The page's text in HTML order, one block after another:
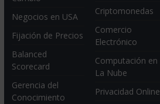
Negocios en USA
Fijación de Precios
Balanced
Scorecard
Gerencia del
Conocimiento
Criptomonedas
Comercio
Electrónico
Computación en
La Nube
Privacidad Online